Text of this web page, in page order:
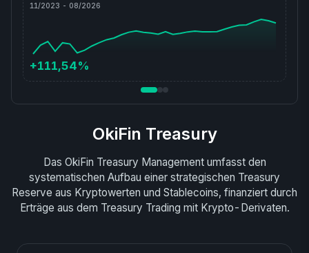
11/2023 - 08/2026
+111,54%
OkiFin Treasury
Das OkiFin Treasury Management umfasst den
systematischen Aufbau einer strategischen Treasury
Reserve aus Kryptowerten und Stablecoins, finanziert durch
Erträge aus dem Treasury Trading mit Krypto-Derivaten.